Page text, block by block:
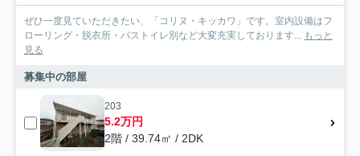
ぜひ一度見ていただきたい、「コリヌ・キッカワ」です。室内設備はフ
ローリング・脱衣所・バストイレ別など大変充実しております... もっと
見る
募集中の部屋
203
5.2万円
2階 / 39.74㎡ / 2DK